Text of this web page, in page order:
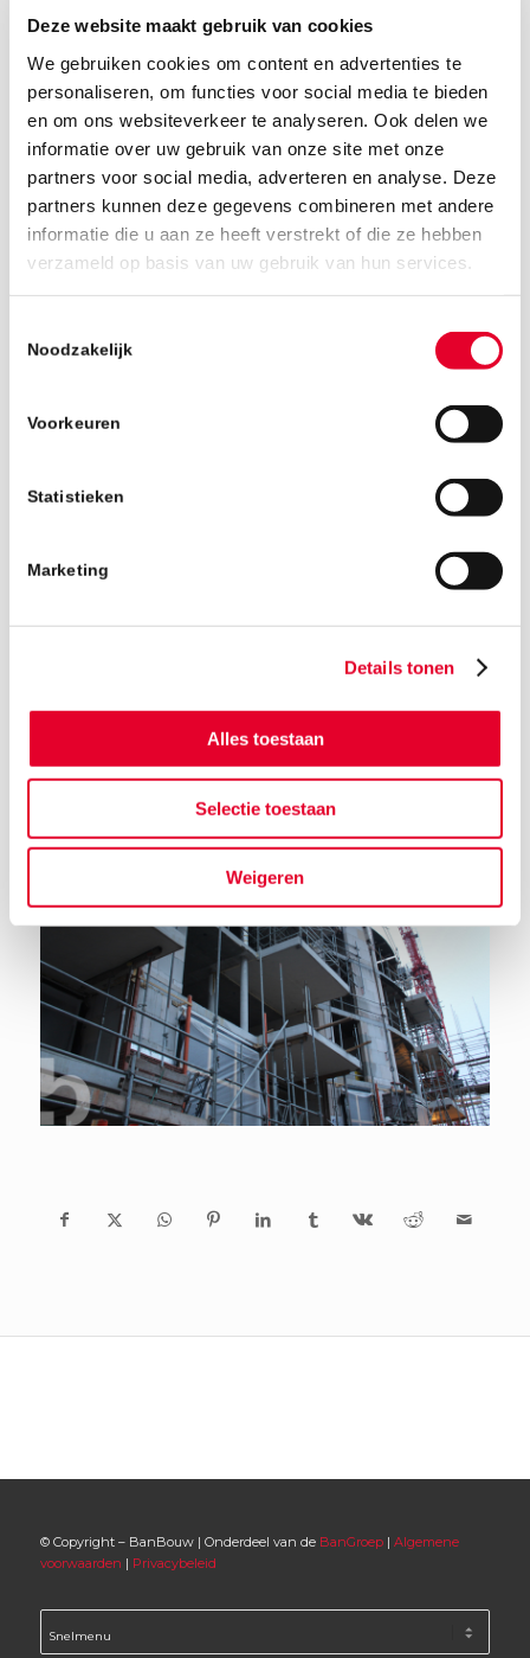
Deze website maakt gebruik van cookies
We gebruiken cookies om content en advertenties te
personaliseren, om functies voor social media te bieden
en om ons websiteverkeer te analyseren. Ook delen we
informatie over uw gebruik van onze site met onze
partners voor social media, adverteren en analyse. Deze
partners kunnen deze gegevens combineren met andere
informatie die u aan ze heeft verstrekt of die ze hebben
verzameld op basis van uw gebruik van hun services.
Noodzakelijk
Voorkeuren
Statistieken
Marketing
Details tonen
Alles toestaan
Selectie toestaan
Weigeren
10 januari 2019
© Copyright – BanBouw | Onderdeel van de BanGroep| Algemene
voorwaarden | Privacybeleid